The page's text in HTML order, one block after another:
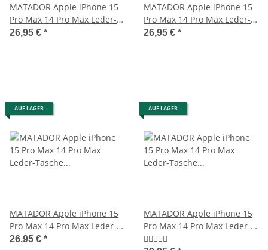
MATADOR Apple iPhone 15
Pro Max 14 Pro Max Leder-
Case Etui Braun
26,95 € *
MATADOR Apple iPhone 15
Pro Max 14 Pro Max Leder-
Etui-Tasche Braun
26,95 € *
AUF LAGER
MATADOR Apple iPhone 15
Pro Max 14 Pro Max Leder-
Tasche Schwarz
26,95 € *
AUF LAGER
MATADOR Apple iPhone 15
Pro Max 14 Pro Max Leder-
Tasche Schwarz